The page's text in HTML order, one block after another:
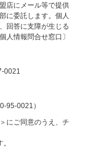
店にメール等で提供
に委託します。個人
回答に支障が生じる
人情報問合せ窓口〕
0021
95-0021）
にご同意のうえ、チ